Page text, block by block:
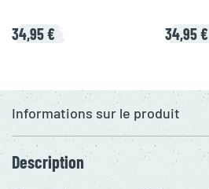
34,95 € 34,95 €
Informations sur le produit
Description